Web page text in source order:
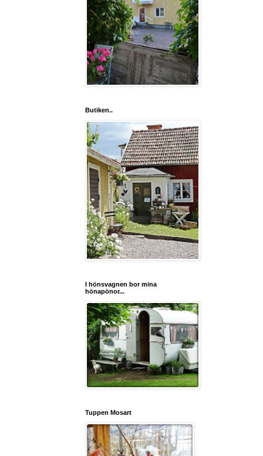
Butiken..
I hönsvagnen bor mina
hönapönor...
Tuppen Mosart